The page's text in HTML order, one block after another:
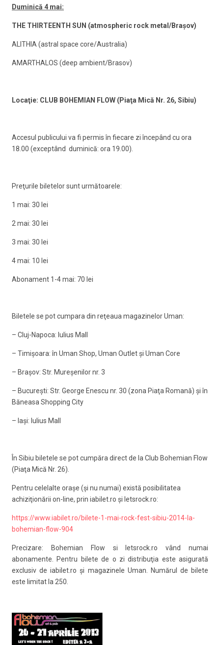
Duminică 4 mai:
THE THIRTEENTH SUN (atmospheric rock metal/Braşov)
ALITHIA (astral space core/Australia)
AMARTHALOS (deep ambient/Brasov)
Locaţie: CLUB BOHEMIAN FLOW (Piaţa Mică Nr. 26, Sibiu)
Accesul publicului va fi permis în fiecare zi începând cu ora
18.00 (exceptând duminică: ora 19.00).
Preţurile biletelor sunt următoarele:
1 mai: 30 lei
2 mai: 30 lei
3 mai: 30 lei
4 mai: 10 lei
Abonament 1-4 mai: 70 lei
Biletele se pot cumpara din reţeaua magazinelor Uman:
– Cluj-Napoca: Iulius Mall
– Timişoara: în Uman Shop, Uman Outlet şi Uman Core
– Braşov: Str. Mureşenilor nr. 3
– Bucureşti: Str. George Enescu nr. 30 (zona Piaţa Romană) şi în
Băneasa Shopping City
– Iaşi: Iulius Mall
În Sibiu biletele se pot cumpăra direct de la Club Bohemian Flow
(Piaţa Mică Nr. 26).
Pentru celelalte oraşe (şi nu numai) există posibilitatea
achiziţionării on-line, prin iabilet.ro şi letsrock.ro:
https://www.iabilet.ro/bilete-1-mai-rock-fest-sibiu-2014-la-
bohemian-flow-904
Precizare: Bohemian Flow si letsrock.ro vând numai
abonamente. Pentru bilete de o zi distribuţia este asigurată
exclusiv de iabilet.ro şi magazinele Uman. Numărul de bilete
este limitat la 250.